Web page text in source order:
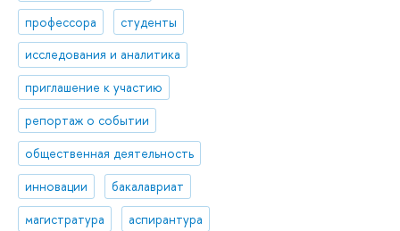
профессора
студенты
исследования и аналитика
приглашение к участию
репортаж о событии
общественная деятельность
инновации
бакалавриат
магистратура
аспирантура